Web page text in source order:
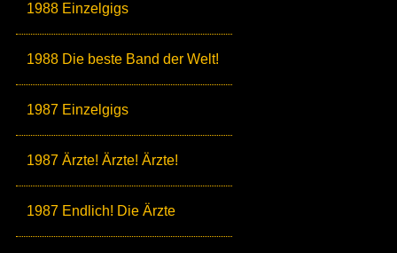
1988 Einzelgigs
1988 Die beste Band der Welt!
1987 Einzelgigs
1987 Ärzte! Ärzte! Ärzte!
1987 Endlich! Die Ärzte